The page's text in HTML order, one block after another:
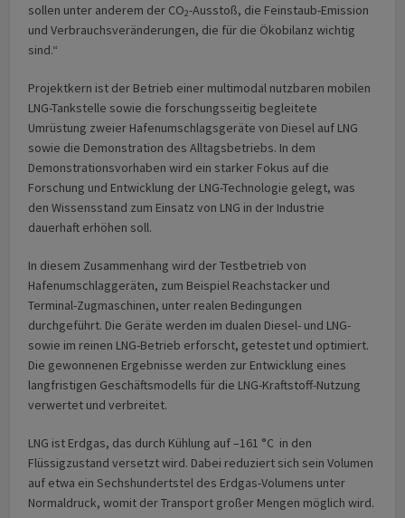
sollen unter anderem der CO2-Ausstoß, die Feinstaub-Emission
und Verbrauchsveränderungen, die für die Ökobilanz wichtig
sind.“
Projektkern ist der Betrieb einer multimodal nutzbaren mobilen
LNG-Tankstelle sowie die forschungsseitig begleitete
Umrüstung zweier Hafenumschlagsgeräte von Diesel auf LNG
sowie die Demonstration des Alltagsbetriebs. In dem
Demonstrationsvorhaben wird ein starker Fokus auf die
Forschung und Entwicklung der LNG-Technologie gelegt, was
den Wissensstand zum Einsatz von LNG in der Industrie
dauerhaft erhöhen soll.
In diesem Zusammenhang wird der Testbetrieb von
Hafenumschlaggeräten, zum Beispiel Reachstacker und
Terminal-Zugmaschinen, unter realen Bedingungen
durchgeführt. Die Geräte werden im dualen Diesel- und LNG-
sowie im reinen LNG-Betrieb erforscht, getestet und optimiert.
Die gewonnenen Ergebnisse werden zur Entwicklung eines
langfristigen Geschäftsmodells für die LNG-Kraftstoff-Nutzung
verwertet und verbreitet.
LNG ist Erdgas, das durch Kühlung auf –161 °C in den
Flüssigzustand versetzt wird. Dabei reduziert sich sein Volumen
auf etwa ein Sechshundertstel des Erdgas-Volumens unter
Normaldruck, womit der Transport großer Mengen möglich wird.